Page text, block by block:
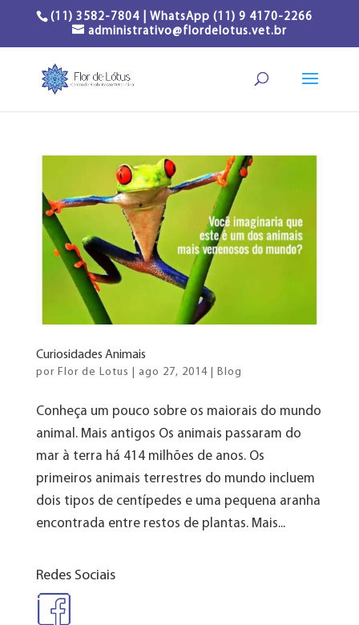
(11) 3582-7804 | WhatsApp (11) 9 4170-2266
administrativo@flordelotus.vet.br
Curiosidades Animais
por Flor de Lotus ago 27, 2014| Blog
Conheça um pouco sobre os maiorais do mundo
animal. Mais antigos Os animais passaram do
mar à terra há 414 milhões de anos. Os
primeiros animais terrestres do mundo incluem
dois tipos de centípedes e uma pequena aranha
encontrada entre restos de plantas. Mais...
Redes Sociais